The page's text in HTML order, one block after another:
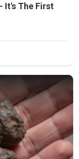
It's The First